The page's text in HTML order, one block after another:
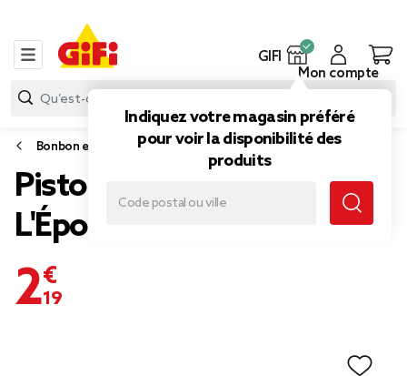
GIFI
Indiquez votre magasin préféré
pour voir la disponibilité des
produits
Mon compte
Bonbon et gourmandise
Pistolet bonbons Bob
L'Éponge ou Tortue Ninja
2,19 €